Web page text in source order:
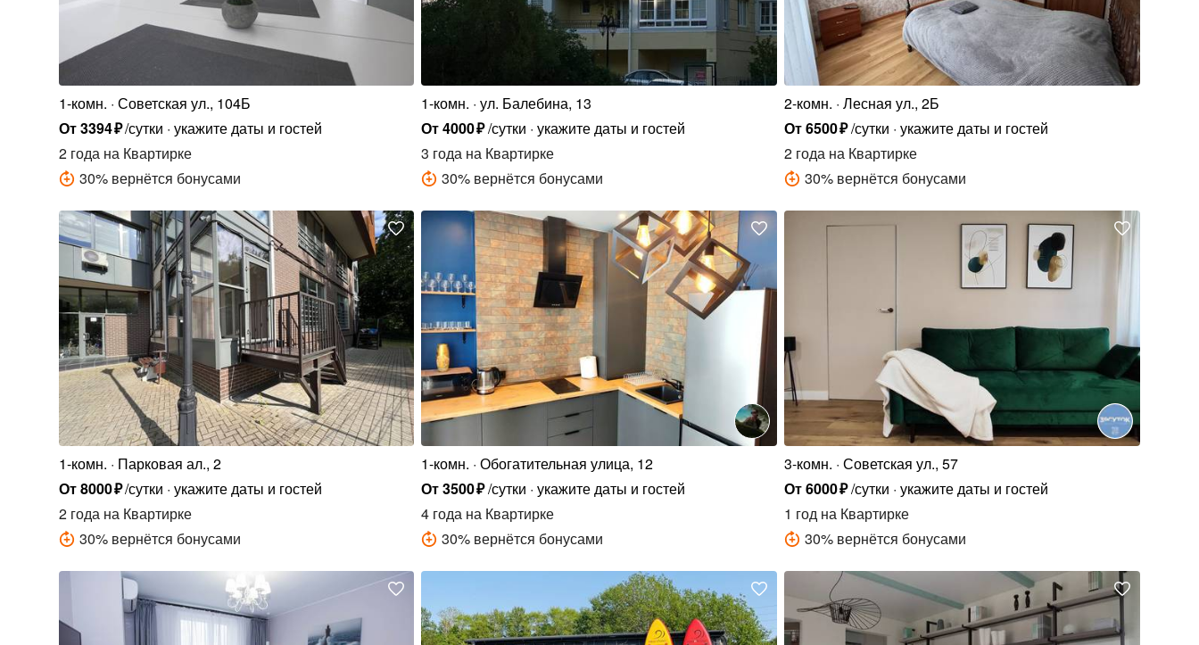
1-комн. Советская ул., 104Б
От3394₽/сутки укажите даты и гостей
2 годана Квартирке
30% вернётся бонусами
1-комн. ул. Балебина, 13
От4000₽/сутки укажите даты и гостей
3 года на Квартирке
30% вернётся бонусами
2-комн. Лесная ул., 2Б
От6500₽/сутки укажите даты и гостей
2 года на Квартирке
30% вернётся бонусами
1-комн.
Парковая ал., 2
От8000₽/сутки укажите даты и гостей
2 годана Квартирке
30% вернётся бонусами
1-комн. Обогатительная улица, 12
От3500₽/сутки укажите даты и гостей
4 года на Квартирке
30% вернётся бонусами
3-комн. Советская ул., 57
От6000₽/сутки укажите даты и гостей
1 год на Квартирке
30% вернётся бонусами